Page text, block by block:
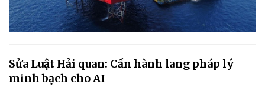
Sửa Luật Hải quan: Cần hành lang pháp lý
minh bạch cho AI